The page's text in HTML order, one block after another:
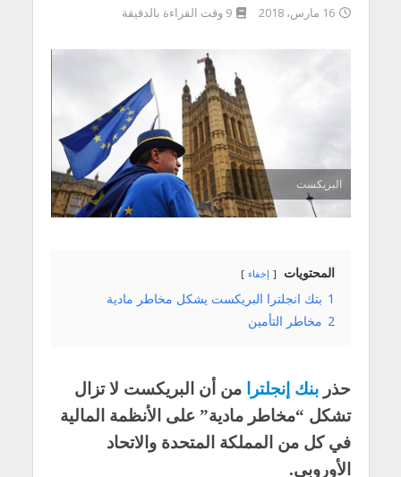
16 مارس، 2018 9 وقت القراءة بالدقيقة
البريكست
المحتويات إخفاء
1 بتك انجلترا البريكست يشكل مخاطر مادية
2 مخاطر التأمين
حذربنك إنجلترا
من أن البريكست لا تزال
تشكل “مخاطر مادية” على الأنظمة المالية
في كل من المملكة المتحدة والاتحاد
الأوروبي.